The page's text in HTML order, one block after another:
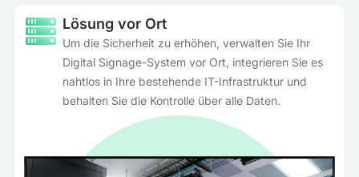
Lösung vor Ort
Um die Sicherheit zu erhöhen, verwalten Sie Ihr
Digital Signage-System vor Ort, integrieren Sie es
nahtlos in Ihre bestehende IT-Infrastruktur und
behalten Sie die Kontrolle über alle Daten.